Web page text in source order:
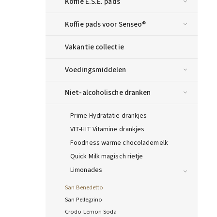
Koffie pads voor Senseo®
Vakantie collectie
Voedingsmiddelen
Niet-alcoholische dranken
Prime Hydratatie drankjes
VIT-HIT Vitamine drankjes
Foodness warme chocolademelk
Quick Milk magisch rietje
Limonades
San Benedetto
San Pellegrino
Crodo Lemon Soda